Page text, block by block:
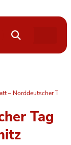
– Norddeutscher Tag
Tag